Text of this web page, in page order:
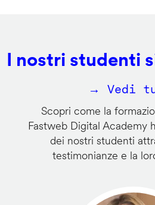
I nostri studenti
→ Vedi
Scopri come la
Fastweb Digital Academy
dei nostri studenti
testimonianze e la